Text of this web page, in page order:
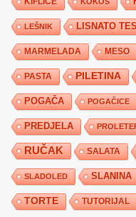
LEŠNIK LISNATO
MARMELADA MESO
PASTA PILETINA
POGAČA POGAČICE
PREDJELA
RUČAK SALATA
SLADOLED SLANINA
TORTE TUTORIJAL